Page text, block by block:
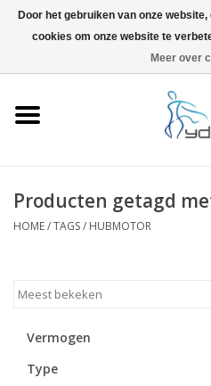
Accessoires
Blog
Producten getagd
HOME/TAGS/ HUBMOTOR
Vermogen
Type
Door het gebruiken van onze
cookies om onze website te
Meer over